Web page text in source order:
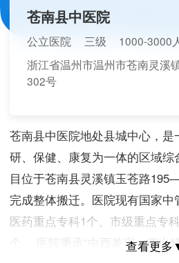
苍南县中医院
公立医院 三级
1000-3000
浙江省温州市温州市苍南灵溪
302号
苍南县中医院地处县城中心，
研、保健、康复为一体的区域
目位于苍南县灵溪镇玉苍路
完成整体搬迁。医院现有国家
医药重点专科1个、市级重点专
个。 医院秉承“中西兼容，突出
查看更多